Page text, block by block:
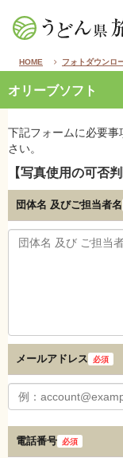
HOME フォトダウンロ
オリーブソフト
下記フォームに必要
さい。
【写真使用の可否
団体名 及びご担当者名
メールアドレス 必須
電話番号 必須